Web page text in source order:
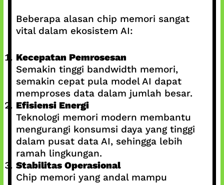
Beberapa alasan chip memori sangat
vital dalam ekosistem AI:
Kecepatan Pemrosesan
Semakin tinggi bandwidth memori,
semakin cepat pula model AI dapat
memproses data dalam jumlah besar.
Efisiensi Energi
Teknologi memori modern membantu
mengurangi konsumsi daya yang tinggi
dalam pusat data AI, sehingga lebih
ramah lingkungan.
Stabilitas Operasional
Chip memori yang andal mampu